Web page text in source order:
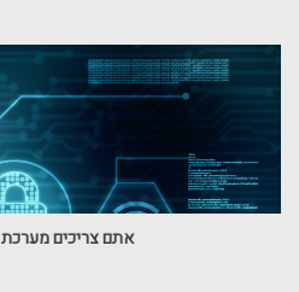
אתם צריכים מערכת ERP בעסק